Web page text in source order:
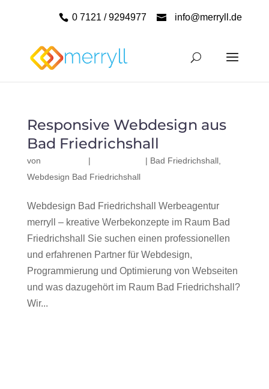
0 7121 / 9294977 info@merryll.de
Responsive Webdesign aus
Bad Friedrichshall
von | | Bad Friedrichshall,
Webdesign Bad Friedrichshall
Webdesign Bad Friedrichshall Werbeagentur
merryll – kreative Werbekonzepte im Raum Bad
Friedrichshall Sie suchen einen professionellen
und erfahrenen Partner für Webdesign,
Programmierung und Optimierung von Webseiten
und was dazugehört im Raum Bad Friedrichshall?
Wir...